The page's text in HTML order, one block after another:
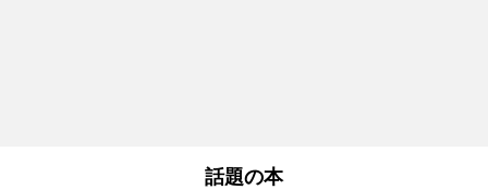
話題の本